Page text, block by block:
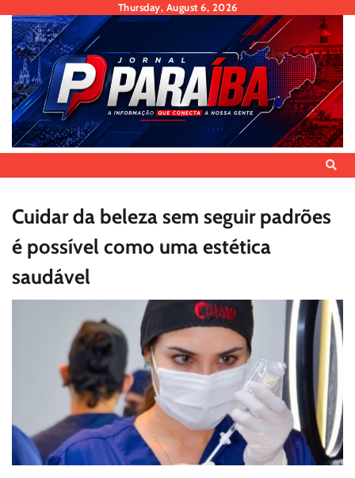
content
Thursday, August 6, 2026
Cuidar da beleza sem seguir padrões
é possível como uma estética
saudável